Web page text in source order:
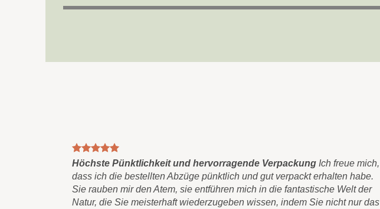
Höchste Pünktlichkeit und hervorragende Verpackung Ich freue mich,
dass ich die bestellten Abzüge pünktlich und gut verpackt erhalten habe.
Sie rauben mir den Atem, sie entführen mich in die fantastische Welt der
Natur, die Sie meisterhaft wiederzugeben wissen, indem Sie nicht nur das